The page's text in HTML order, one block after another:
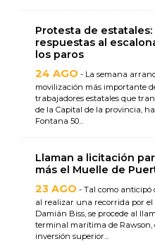
Protesta de
respuestas al
los paros
24 AGO - La semana
movilización más importante
trabajadores estatales que
de la Capital de la provincia,
Fontana 50...
Llaman a licitación
más el Muelle de
23 AGO - Tal como anticipó
al realizar una recorrida por
Damián Biss, se procede al
terminal marítima de
inversión superior...